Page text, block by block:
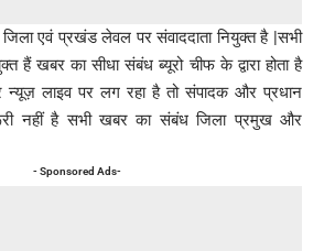
जिला एवं प्रखंड लेवल पर संवाददाता नियुक्त है |सभी
हैं खबर का सीधा संबंध ब्यूरो चीफ के द्वारा होता है
न्यूज़ लाइव पर लग रहा है तो संपादक और प्रधान
नहीं है सभी खबर का संबंध जिला प्रमुख और
- Sponsored Ads-